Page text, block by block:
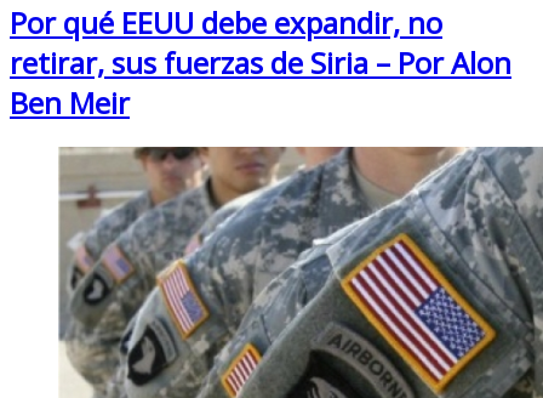
Por qué EEUU debe expandir, no
retirar, sus fuerzas de Siria – Por Alon
Ben Meir